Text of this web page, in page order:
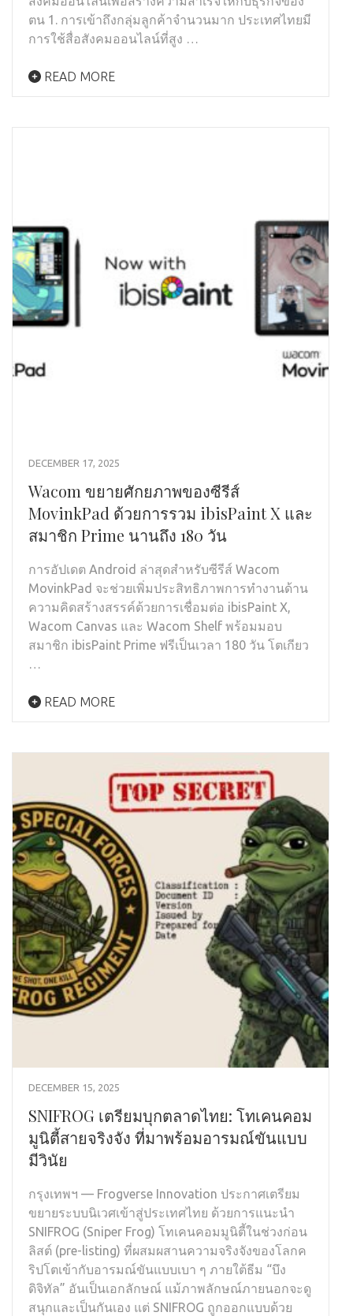
ตน 1. การเข้าถึงกลุ่มลูกค้าจำนวนมาก ประเทศไทยมี
การใช้สื่อสังคมออนไลน์ที่สูง …
READ MORE
DECEMBER 17, 2025
Wacom ขยายศักยภาพของซีรีส์
MovinkPad ด้วยการรวม ibisPaint X และ
สมาชิก Prime นานถึง 180 วัน
การอัปเดต Android ล่าสุดสำหรับซีรีส์ Wacom
MovinkPad จะช่วยเพิ่มประสิทธิภาพการทำงานด้าน
ความคิดสร้างสรรค์ด้วยการเชื่อมต่อ ibisPaint X,
Wacom Canvas และ Wacom Shelf พร้อมมอบ
สมาชิก ibisPaint Prime ฟรีเป็นเวลา 180 วัน โตเกียว
…
READ MORE
DECEMBER 15, 2025
SNIFROG เตรียมบุกตลาดไทย: โทเคนคอม
มูนิตี้สายจริงจัง ที่มาพร้อมอารมณ์ขันแบบ
มีวินัย
กรุงเทพฯ — Frogverse Innovation ประกาศเตรียม
ขยายระบบนิเวศเข้าสู่ประเทศไทย ด้วยการแนะนำ
SNIFROG (Sniper Frog) โทเคนคอมมูนิตี้ในช่วงก่อน
ลิสต์ (pre-listing) ที่ผสมผสานความจริงจังของโลกค
ริปโตเข้ากับอารมณ์ขันแบบเบา ๆ ภายใต้ธีม “บึง
ดิจิทัล” อันเป็นเอกลักษณ์ แม้ภาพลักษณ์ภายนอกจะดู
สนุกและเป็นกันเอง แต่ SNIFROG ถูกออกแบบด้วย